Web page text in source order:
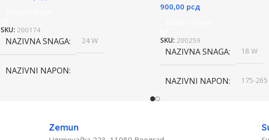
SKU: 200174
NAZIVNA SNAGA 24 W
NAZIVNI NAPON
IZVOR SVETLOSTI
900,00 рсд
SKU: 200259
NAZIVNA SNAGA 18 W
NAZIVNI NAPON 175-265
Zemun